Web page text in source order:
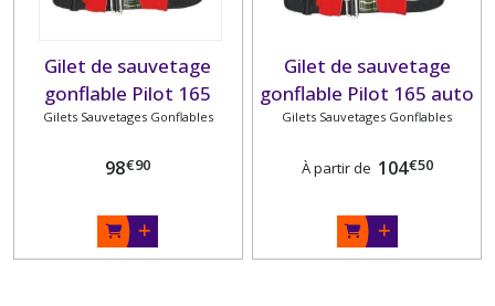
Gilet de sauvetage
gonflable Pilot 165
automatique ROUGE
Gilets Sauvetages Gonflables
98€90
Gilet de sauvetage
gonflable Pilot 165 auto
et hydrostatique
Gilets Sauvetages Gonflables
À partir de 104€50